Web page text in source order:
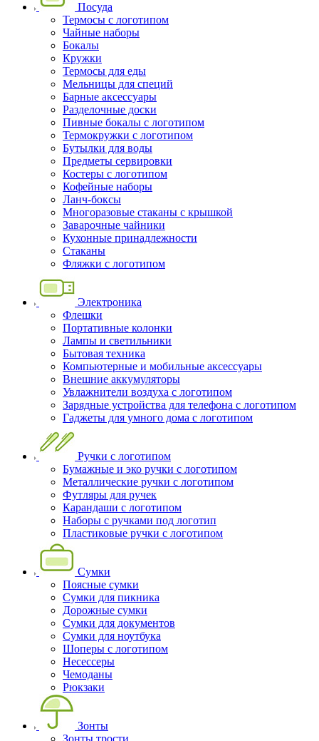
Посуда
Термосы с логотипом
Чайные наборы
Бокалы
Кружки
Термосы для еды
Мельницы для специй
Барные аксессуары
Разделочные доски
Пивные бокалы с логотипом
Термокружки с логотипом
Бутылки для воды
Предметы сервировки
Костеры с логотипом
Кофейные наборы
Ланч-боксы
Многоразовые стаканы с крышкой
Заварочные чайники
Кухонные принадлежности
Стаканы
Фляжки с логотипом
Электроника
Флешки
Портативные колонки
Лампы и светильники
Бытовая техника
Компьютерные и мобильные аксессуары
Внешние аккумуляторы
Увлажнители воздуха с логотипом
Зарядные устройства для телефона с логотипом
Гаджеты для умного дома с логотипом
Ручки с логотипом
Бумажные и эко ручки с логотипом
Металлические ручки с логотипом
Футляры для ручек
Карандаши с логотипом
Наборы с ручками под логотип
Пластиковые ручки с логотипом
Сумки
Поясные сумки
Сумки для пикника
Дорожные сумки
Сумки для документов
Сумки для ноутбука
Шоперы с логотипом
Несессеры
Чемоданы
Рюкзаки
Зонты
Зонты трости